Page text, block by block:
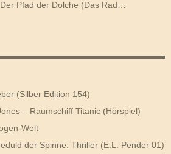
Pfad der Dolche (Das Rad…
(Silber Edition 154)
– Raumschiff Titanic (Hörspiel)
Welt
der Spinne. Thriller (E.L. Pender 01)